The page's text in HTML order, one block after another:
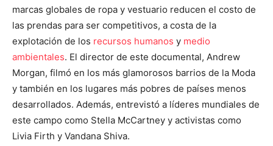
marcas globales de ropa y vestuario reducen el costo de
las prendas para ser competitivos, a costa de la
explotación de los recursos humanos y medio
ambientales. El director de este documental, Andrew
Morgan, filmó en los más glamorosos barrios de la Moda
y también en los lugares más pobres de países menos
desarrollados. Además, entrevistó a líderes mundiales de
este campo como Stella McCartney y activistas como
Livia Firth y Vandana Shiva.